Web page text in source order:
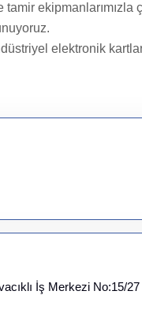
ekipmanlarımızla
elektronik
İş Merkezi No:15/